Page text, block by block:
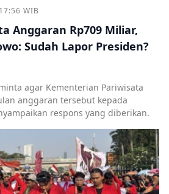
WIB
Anggaran Rp709 Miliar,
Sudah Lapor Presiden?
agar Kementerian Pariwisata
anggaran tersebut kepada
respons yang diberikan.